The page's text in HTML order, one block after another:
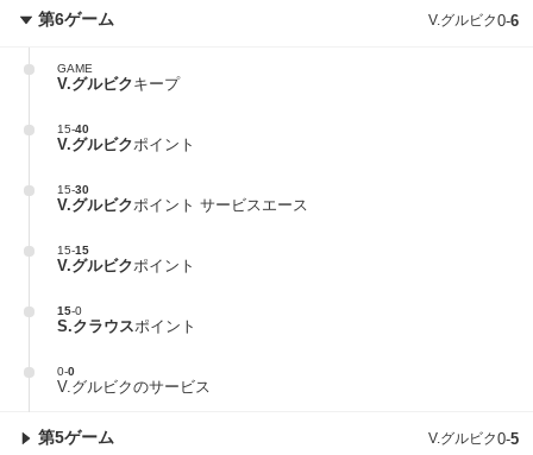
第6ゲーム V.グルビク0-6
GAME
V.グルビクキープ
15-40
V.グルビクポイント
15-30
V.グルビクポイント サービスエース
15-15
V.グルビクポイント
15-0
S.クラウスポイント
0-0
V.グルビクのサービス
第5ゲーム V.グルビク0-5